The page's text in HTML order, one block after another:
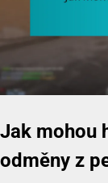
Jak mohou
odměny z